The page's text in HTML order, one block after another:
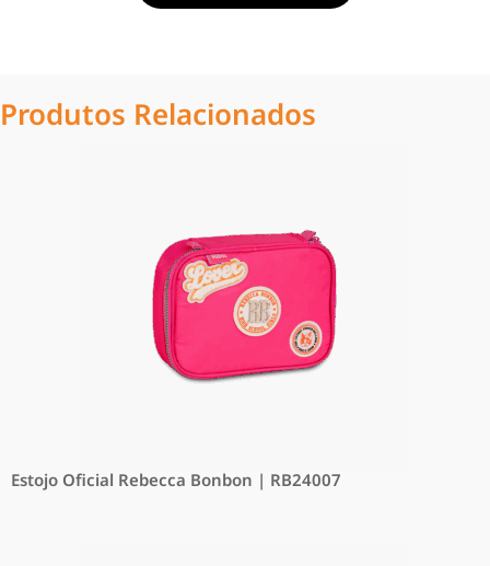
Produtos Relacionados
Estojo Oficial Rebecca Bonbon | RB24007